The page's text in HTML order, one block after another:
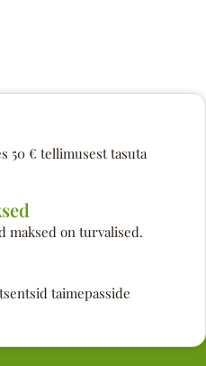
50 € tellimusest tasuta
maksed on turvalised.
taimepasside